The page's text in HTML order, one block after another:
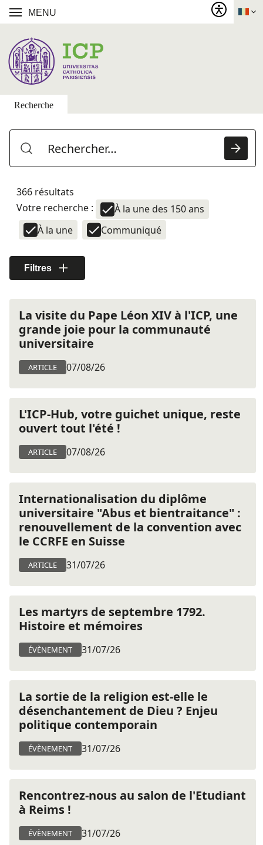
MENU
Recherche
366 résultats
Votre recherche :
À la une des 150 ans
À la une
Communiqué
Filtres
La visite du Pape Léon XIV à l'ICP, une
grande joie pour la communauté
universitaire
ARTICLE 07/08/26
L'ICP-Hub, votre guichet unique, reste
ouvert tout l'été !
ARTICLE 07/08/26
Internationalisation du diplôme
universitaire "Abus et bientraitance" :
renouvellement de la convention avec
le CCRFE en Suisse
ARTICLE 31/07/26
Les martyrs de septembre 1792.
Histoire et mémoires
ÉVÈNEMENT 31/07/26
La sortie de la religion est-elle le
désenchantement de Dieu ? Enjeu
politique contemporain
ÉVÈNEMENT 31/07/26
Rencontrez-nous au salon de l'Etudiant
à Reims !
ÉVÈNEMENT 31/07/26